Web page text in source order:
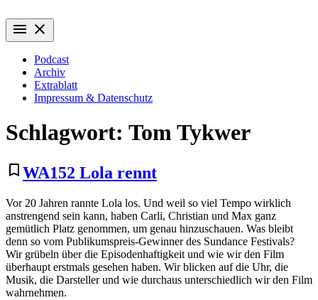
Inhalt
springen
Wiederaufführung
Alte Filme. Neu entdeckt.
menu close
Podcast
Archiv
Extrablatt
Impressum & Datenschutz
Schlagwort: Tom Tykwer
bookmark_border WA152 Lola rennt
Vor 20 Jahren rannte Lola los. Und weil so viel Tempo wirklich
anstrengend sein kann, haben Carli, Christian und Max ganz
gemütlich Platz genommen, um genau hinzuschauen. Was bleibt
denn so vom Publikumspreis-Gewinner des Sundance Festivals?
Wir grübeln über die Episodenhaftigkeit und wie wir den Film
überhaupt erstmals gesehen haben. Wir blicken auf die Uhr, die
Musik, die Darsteller und wie durchaus unterschiedlich wir den Film
wahrnehmen.